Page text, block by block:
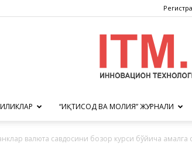
“ИҚТИСОД ВА МОЛИЯ” ЖУРНАЛИ
валюта савдосини бозор курси бўйича